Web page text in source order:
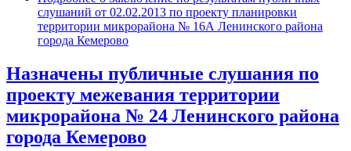
слушаний от 02.02.2013 по проекту планировки
территории микрорайона № 16А Ленинского района
города Кемерово
Назначены публичные слушания по
проекту межевания территории
микрорайона № 24 Ленинского района
города Кемерово